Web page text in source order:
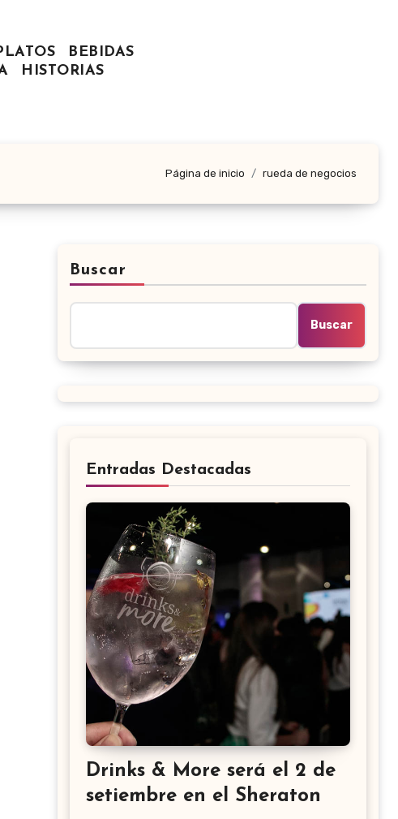
BEBIDAS
HISTORIAS
Página de inicio rueda de negocios
Buscar
Buscar
Entradas Destacadas
Drinks & More será el 2 de
setiembre en el Sheraton